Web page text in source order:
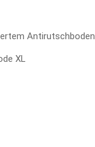
Antirutschboden
XL